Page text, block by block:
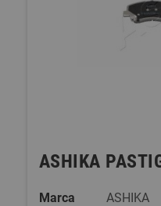
ASHIKA
Marca
ASHIKA